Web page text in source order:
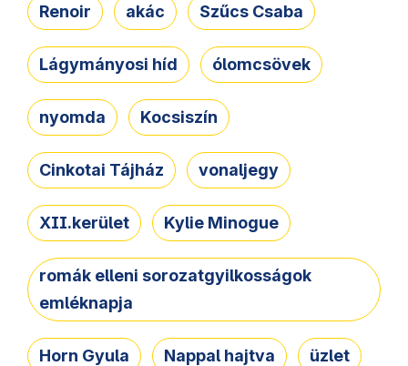
Renoir akác Szűcs Csaba
Lágymányosi híd ólomcsövek
nyomda Kocsiszín
Cinkotai Tájház vonaljegy
XII.kerület Kylie Minogue
romák elleni sorozatgyilkosságok
emléknapja
Horn Gyula Nappal hajtva üzlet